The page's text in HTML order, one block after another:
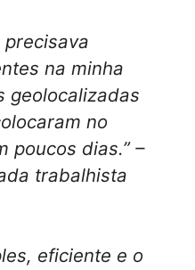
precisava
na minha
geolocalizadas
no
poucos dias.” –
trabalhista
eficiente e o